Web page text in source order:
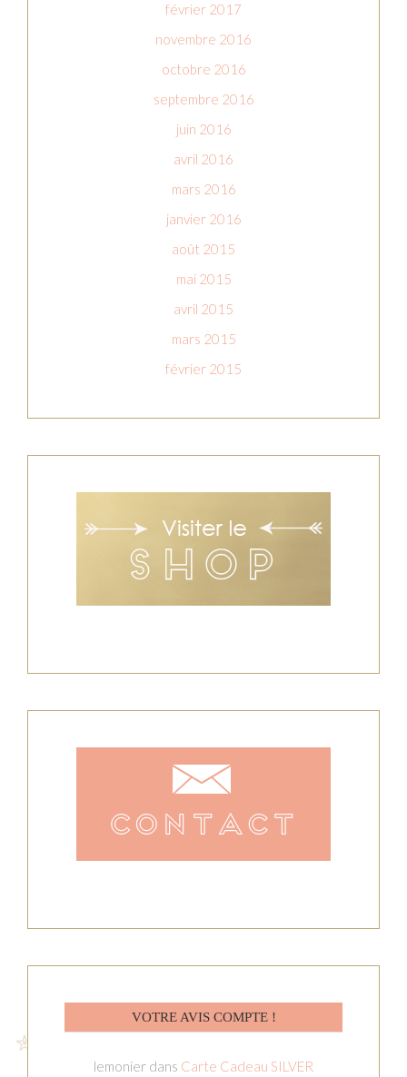
février 2017
novembre 2016
octobre 2016
septembre 2016
juin 2016
avril 2016
mars 2016
janvier 2016
août 2015
mai 2015
avril 2015
mars 2015
février 2015
VOTRE AVIS COMPTE !
lemonier dans Carte Cadeau SILVER